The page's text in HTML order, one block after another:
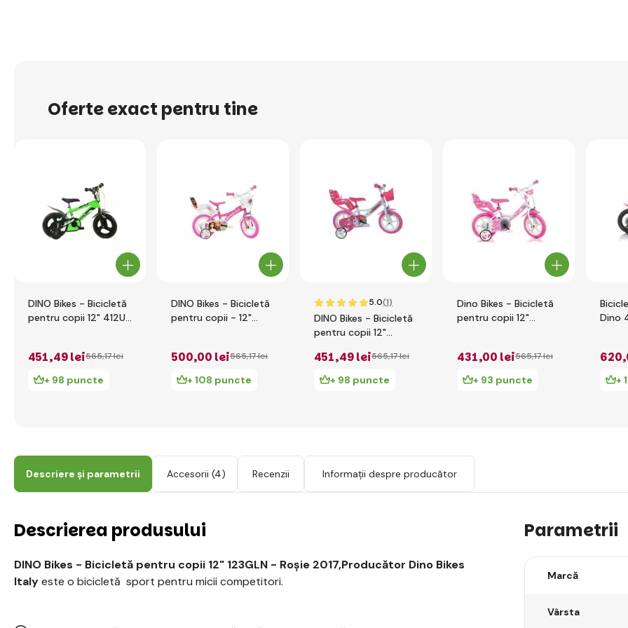
Oferte exact pentru tine
DINO Bikes - Bicicletă
pentru copii 12" 412UL
451,49 lei565,17 lei
+ 98 puncte
DINO Bikes - Bicicletă
pentru copii - 12"
500,00 lei565,17 lei
+ 108 puncte
5.0(1)
DINO Bikes - Bicicletă
pentru copii 12"
451,49 lei565,17 lei
+ 98 puncte
Dino Bikes - Bicicletă
pentru copii 12"
431,00 lei565,17 lei
+ 93 puncte
Dino
620
+
Descriere și parametrii Accesorii (4) Recenzii Informații despre producător
Descrierea produsului
DINO Bikes - Bicicletă pentru copii 12" 123GLN - Roșie 2017,Producător Dino Bikes
Italyeste o bicicletă sport pentru micii competitori.
Parametrii
Marcă
Vârsta